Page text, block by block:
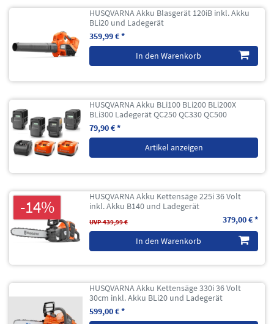
HUSQVARNA Akku Blasgerät 120iB inkl. Akku
BLi20 und Ladegerät
359,99 € *
In den Warenkorb
HUSQVARNA Akku BLi100 BLi200 BLi200X
BLi300 Ladegerät QC250 QC330 QC500
79,90 € *
Artikel anzeigen
-14%
HUSQVARNA Akku Kettensäge 225i 36 Volt
inkl. Akku B140 und Ladegerät
UVP 439,99 €
379,00 € *
In den Warenkorb
HUSQVARNA Akku Kettensäge 330i 36 Volt
30cm inkl. Akku BLi20 und Ladegerät
599,00 € *